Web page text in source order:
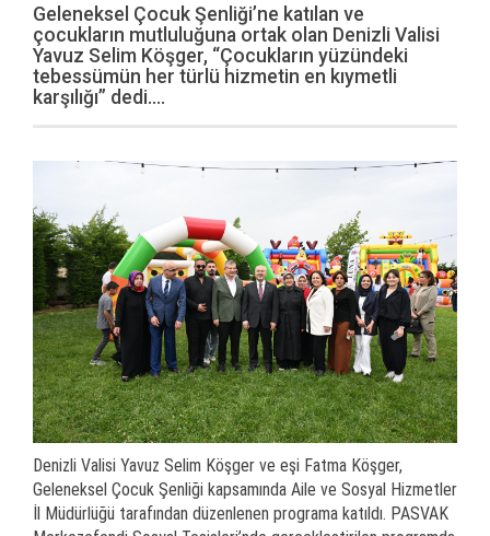
Geleneksel Çocuk Şenliği’ne katılan ve
çocukların mutluluğuna ortak olan Denizli Valisi
Yavuz Selim Köşger, “Çocukların yüzündeki
tebessümün her türlü hizmetin en kıymetli
karşılığı” dedi....
Denizli Valisi Yavuz Selim Köşger ve eşi Fatma Köşger,
Geleneksel Çocuk Şenliği kapsamında Aile ve Sosyal Hizmetler
İl Müdürlüğü tarafından düzenlenen programa katıldı. PASVAK